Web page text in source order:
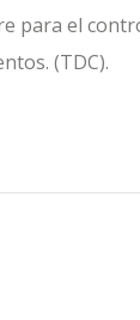
para el
(TDC).